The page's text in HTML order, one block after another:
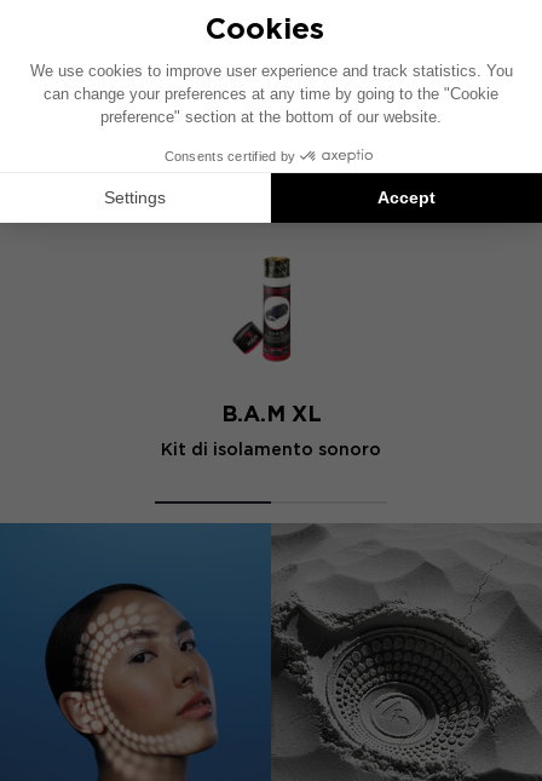
autoadesivo che assorbe le vibrazioni dalla
superficie con cui è a contatto e attenua
notevolmente il rumore esterno che entra
nell'auto.
PRODOTTI SIMILI
B.A.M XL
Kit di isolamento sonoro